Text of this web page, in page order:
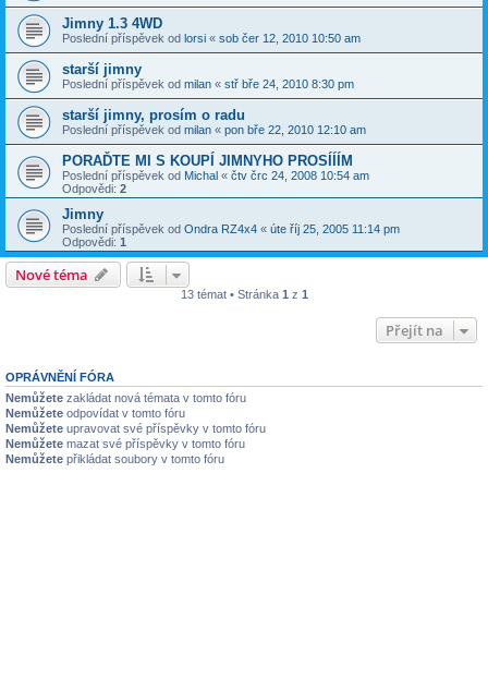
Jimny 1.3 4WD
Poslední příspěvek od lorsi « sob čer 12, 2010 10:50 am
starší jimny
Poslední příspěvek od milan « stř bře 24, 2010 8:30 pm
starší jimny, prosím o radu
Poslední příspěvek od milan « pon bře 22, 2010 12:10 am
PORAĎTE MI S KOUPÍ JIMNYHO PROSÍÍÍM
Poslední příspěvek od Michal « čtv črc 24, 2008 10:54 am
Odpovědi: 2
Jimny
Poslední příspěvek od Ondra RZ4x4 « úte říj 25, 2005 11:14 pm
Odpovědi: 1
Nové téma
13 témat • Stránka 1 z 1
Přejít na
OPRÁVNĚNÍ FÓRA
Nemůžete zakládat nová témata v tomto fóru
Nemůžete odpovídat v tomto fóru
Nemůžete upravovat své příspěvky v tomto fóru
Nemůžete mazat své příspěvky v tomto fóru
Nemůžete přikládat soubory v tomto fóru